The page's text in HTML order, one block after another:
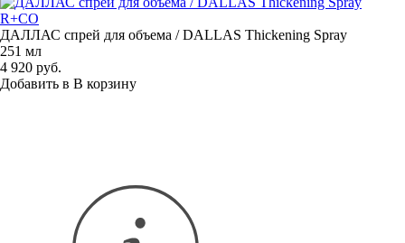
R+CO
ДАЛЛАС спрей для объема / DALLAS Thickening Spray
251 мл
4 920 руб.
Добавить в В корзину